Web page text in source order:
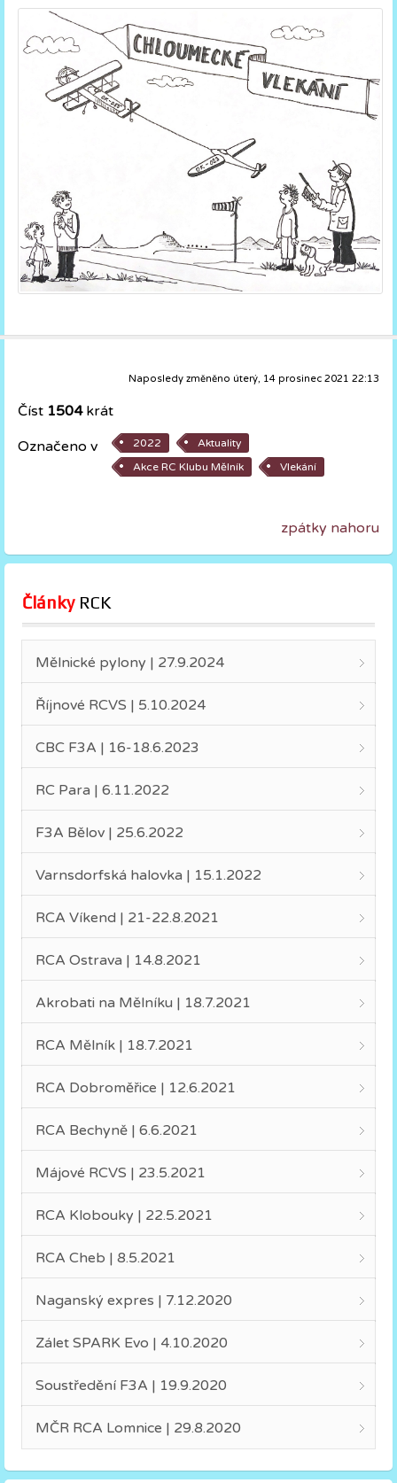
Naposledy změněno úterý, 14 prosinec 2021 22:13
Číst 1504krát
Označeno v
2022
Aktuality
Akce RC Klubu Mělník
Vlekání
zpátky nahoru
Články RCK
Mělnické pylony | 27.9.2024
Říjnové RCVS | 5.10.2024
CBC F3A | 16-18.6.2023
RC Para | 6.11.2022
F3A Bělov | 25.6.2022
Varnsdorfská halovka | 15.1.2022
RCA Víkend | 21-22.8.2021
RCA Ostrava | 14.8.2021
Akrobati na Mělníku | 18.7.2021
RCA Mělník | 18.7.2021
RCA Dobroměřice | 12.6.2021
RCA Bechyně | 6.6.2021
Májové RCVS | 23.5.2021
RCA Klobouky | 22.5.2021
RCA Cheb | 8.5.2021
Naganský expres | 7.12.2020
Zálet SPARK Evo | 4.10.2020
Soustředění F3A | 19.9.2020
MČR RCA Lomnice | 29.8.2020